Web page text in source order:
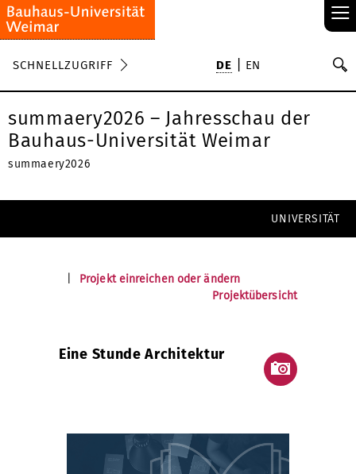
≡
SCHNELLZUGRIFF DE EN
summaery2026 – Jahresschau der
Bauhaus-Universität Weimar
summaery2026
UNIVERSITÄT
Projekt einreichen oder ändern
Projektübersicht
Eine Stunde Architektur